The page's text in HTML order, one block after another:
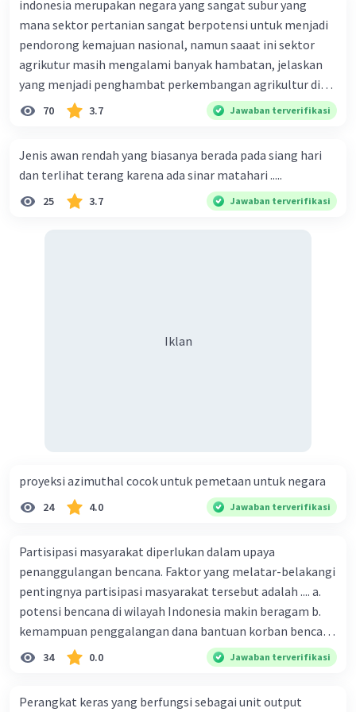
indonesia merupakan negara yang sangat subur yang
mana sektor pertanian sangat berpotensi untuk menjadi
pendorong kemajuan nasional, namun saaat ini sektor
agrikutur masih mengalami banyak hambatan, jelaskan
yang menjadi penghambat perkembangan agrikultur di
indonesia
70 3.7 Jawaban terverifikasi
Jenis awan rendah yang biasanya berada pada siang hari
dan terlihat terang karena ada sinar matahari .....
25 3.7 Jawaban terverifikasi
Iklan
proyeksi azimuthal cocok untuk pemetaan untuk negara
24 4.0 Jawaban terverifikasi
Partisipasi masyarakat diperlukan dalam upaya
penanggulangan bencana. Faktor yang melatar-belakangi
pentingnya partisipasi masyarakat tersebut adalah .... a.
potensi bencana di wilayah Indonesia makin beragam b.
kemampuan penggalangan dana bantuan korban bencana
makin tinggi c. pemahaman pendidikan kebencanaan
kepada masyarakat masih rendah d. masyarakat
34 0.0 Jawaban terverifikasi
Perangkat keras yang berfungsi sebagai unit output